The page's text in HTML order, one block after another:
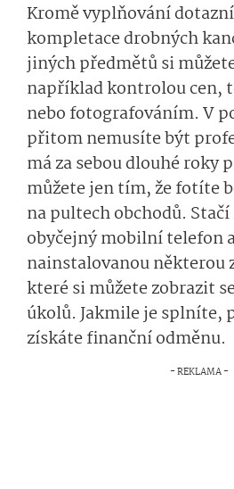
Kromě vyplňování
kompletace drobných
jiných předmětů si
například kontrolou cen,
nebo fotografováním. V
přitom nemusíte být
má za sebou dlouhé roky
můžete jen tím, že fotíte
na pultech obchodů.
obyčejný mobilní telefon
nainstalovanou některou
které si můžete zobrazit
úkolů. Jakmile je splníte,
získáte finanční odměnu.